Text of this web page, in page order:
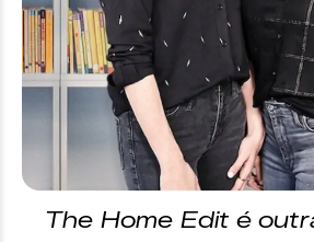
The Home Edit é